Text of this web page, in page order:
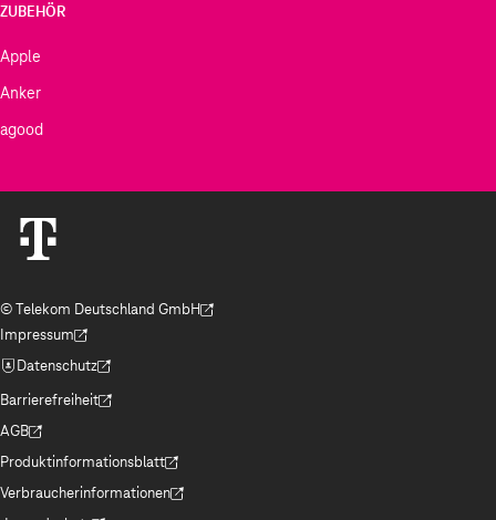
ZUBEHÖR
Apple
Anker
agood
© Telekom Deutschland GmbH
(Der Link wird in einem neuen Tab geöffnet)
Impressum
(Der Link wird in einem neuen Tab geöffnet)
Datenschutz
(Der Link wird in einem neuen Tab geöffnet)
Barrierefreiheit
(Der Link wird in einem neuen Tab geöffnet)
AGB
(Der Link wird in einem neuen Tab geöffnet)
Produktinformationsblatt
(Der Link wird in einem neuen Tab geöffnet)
Verbraucherinformationen
(Der Link wird in einem neuen Tab geöffnet)